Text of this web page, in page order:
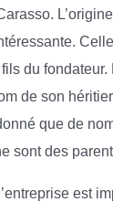
du fondateur.
de son
que de
sont des
est